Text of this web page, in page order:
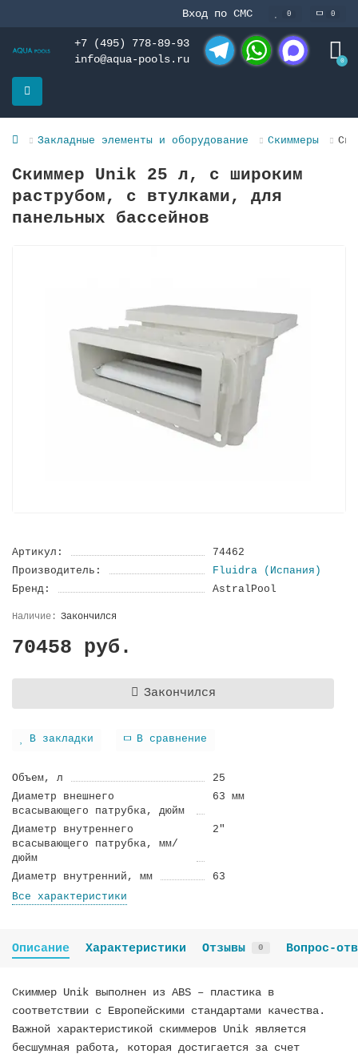
Вход по СМС 0 0
+7 (495) 778-89-93
info@aqua-pools.ru
0
Закладные элементы и оборудование Скиммеры
Скиммер Unik 25 л, с широким
раструбом, с втулками, для
панельных бассейнов
Артикул:
74462
Производитель:
Fluidra (Испания)
Бренд:
AstralPool
Закончился
70458 руб.
Закончился
В закладки В сравнение
Объем, л
25
Диаметр внешнего
всасывающего патрубка, дюйм
63 мм
Диаметр внутреннего
всасывающего патрубка, мм/
дюйм
2"
Диаметр внутренний, мм
63
Все характеристики
Описание Характеристики Отзывы 0 Вопрос-
Скиммер Unik выполнен из ABS – пластика в
соответствии с Европейскими стандартами качества.
Важной характеристикой скиммеров Unik является
бесшумная работа, которая достигается за счет